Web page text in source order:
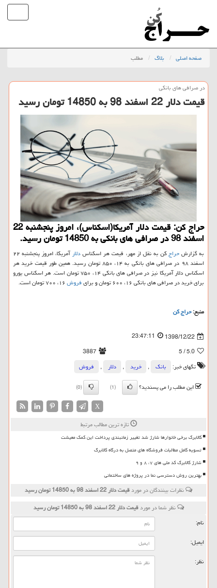
صفحه اصلی بلاگ مطلب
در صرافی های بانكی
قیمت دلار 22 اسفند 98 به 14850 تومان رسید
حراج كن: قیمت دلار آمریكا(اسكناس)، امروز پنجشنبه 22
اسفند 98 در صرافی های بانكی به 14850 تومان رسید.
به گزارشحراجكن به نقل از مهر، قیمت هر اسكناسدلار
آمریكا، امروز پنجشنبه ۲۲
اسفند ۹۸ در صرافی های بانكی به ۱۴، ۸۵۰ تومان رسید. همین طور قیمت خرید هر
اسكناس دلار آمریكا نیز در صرافی های بانكی ۱۴، ۷۵۰ تومان است. هر اسكناس یورو
برای خرید در صرافی های بانكی ۱۶، ۶۰۰ تومان و برای
فروش
منبع:حراج كن
1398/12/22
23:47:11
5.0
/ 5
3887
تگهای خبر:
بانك , خرید , دلار ,
فروش
این مطلب را می پسندید؟
(1)
(0)
X
تازه ترین مطالب مرتبط
کالابرگ برخی خانوارها شارژ شد تغییر زمانبندی پرداخت این کمک معیشت
تسویه کامل مطالبات فروشگاه های متصل به درگاه کالابرگ
شارژ کالابرگ کد ملی های ۷، ۸ و ۹
بهترین روش دسترسی نما در پروژه های ساختمانی
نظرات بینندگان در موردقیمت دلار 22 اسفند 98 به 14850 تومان رسید
نظر شما در موردقیمت دلار 22 اسفند 98 به 14850 تومان رسید
نام:
ایمیل:
نظر: